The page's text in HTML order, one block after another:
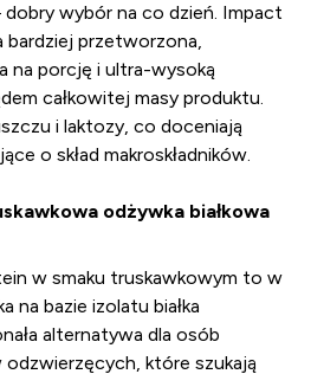
dobry wybór na co dzień. Impact
przetworzona,
na porcję i ultra-wysoką
całkowitej masy produktu.
i laktozy, co doceniają
o skład makroskładników.
odżywka białkowa
w smaku truskawkowym to w
na bazie izolatu białka
alternatywa dla osób
które szukają